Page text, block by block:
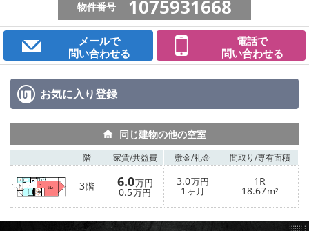
物件番号 1075931668
メールで
問い合わせる
電話で
問い合わせる
お気に入り登録
同じ建物の他の空室
階 家賃/共益費 敷金/礼金 間取り/専有面積
3階 6.0万円
0.5万円
3.0万円
1 ヶ月
1R
18.67m²